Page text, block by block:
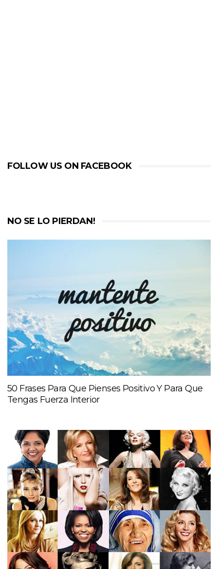
FOLLOW US ON FACEBOOK
NO SE LO PIERDAN!
50 Frases Para Que Pienses Positivo Y Para Que
Tengas Fuerza Interior